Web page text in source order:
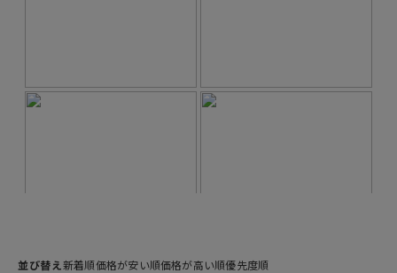
並び替え 新着順価格が安い順価格が高い順優先度順